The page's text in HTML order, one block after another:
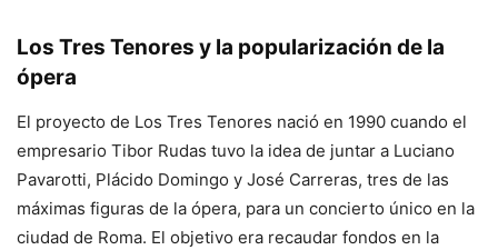
Los Tres Tenores y la popularización de la
ópera
El proyecto de Los Tres Tenores nació en 1990 cuando el
empresario Tibor Rudas tuvo la idea de juntar a Luciano
Pavarotti, Plácido Domingo y José Carreras, tres de las
máximas figuras de la ópera, para un concierto único en la
ciudad de Roma. El objetivo era recaudar fondos en la